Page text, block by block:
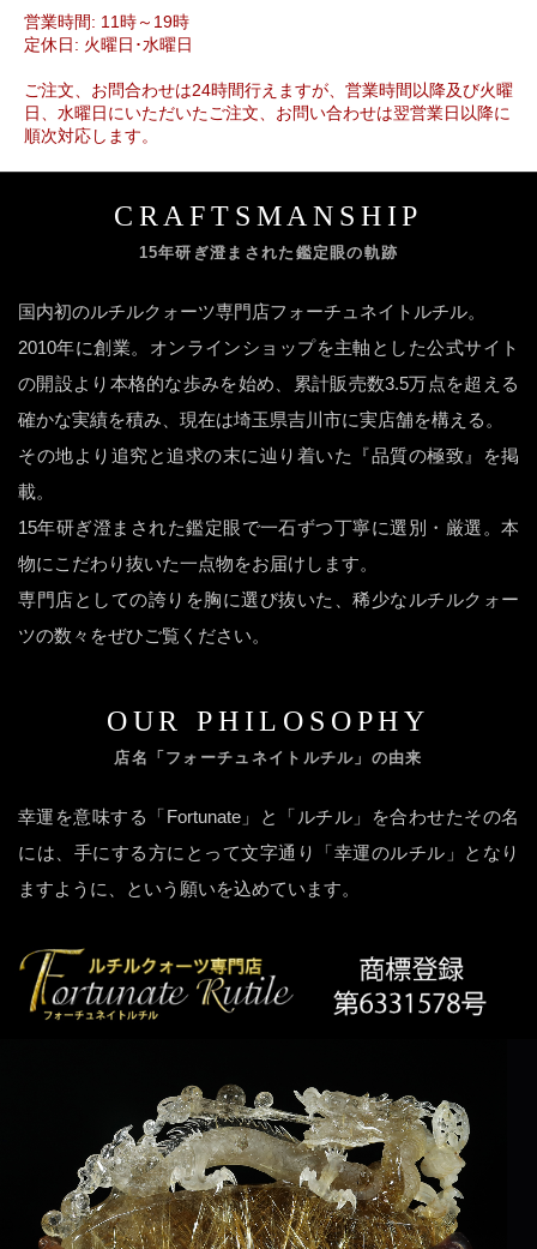
営業時間: 11時～19時
定休日: 火曜日･水曜日
ご注文、お問合わせは24時間行えますが、営業時間以降及び火曜
日、水曜日にいただいたご注文、お問い合わせは翌営業日以降に
順次対応します。
CRAFTSMANSHIP
15年研ぎ澄まされた鑑定眼の軌跡
国内初のルチルクォーツ専門店フォーチュネイトルチル。
2010年に創業。オンラインショップを主軸とした公式サイト
の開設より本格的な歩みを始め、累計販売数3.5万点を超える
確かな実績を積み、現在は埼玉県吉川市に実店舗を構える。
その地より追究と追求の末に辿り着いた『品質の極致』を掲
載。
15年研ぎ澄まされた鑑定眼で一石ずつ丁寧に選別・厳選。本
物にこだわり抜いた一点物をお届けします。
専門店としての誇りを胸に選び抜いた、稀少なルチルクォー
ツの数々をぜひご覧ください。
OUR PHILOSOPHY
店名「フォーチュネイトルチル」の由来
幸運を意味する「Fortunate」と「ルチル」を合わせたその名
には、手にする方にとって文字通り「幸運のルチル」となり
ますように、という願いを込めています。